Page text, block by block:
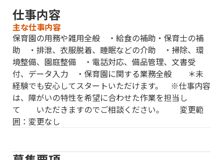
仕事内容
主な仕事内容
保育園の用務や雑用全般 ・給食の補助・保育士の補
助 ・排泄、衣服脱着、睡眠などの介助 ・掃除、環
境整備、園庭整備 ・電話対応、備品管理、文書受
付、データ入力 ・保育園に関する業務全般 ＊未
経験でも安心してスタートいただけます。 ※仕事内容
は、障がいの特性を希望に合わせた作業を担当し
て いただきますのでご相談ください。 変更範
囲：変更なし